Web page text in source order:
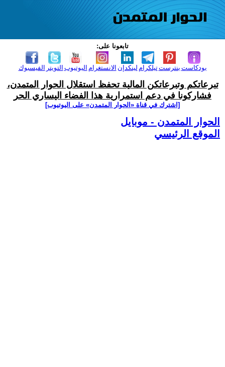
تابعونا على:
الفيسبوك التويتر اليوتيوب الانستغرام لينكدإن تيلكرامبنترست بودكاست
تبرعاتكم وتبرعاتكن المالية تحفظ استقلال الحوار المتمدن،
فشاركونا في دعم استمرارية هذا الفضاء اليساري الحر
[اشترك في قناة ‫«الحوار المتمدن» على اليوتيوب]
الحوار المتمدن - موبايل
الموقع الرئيسي